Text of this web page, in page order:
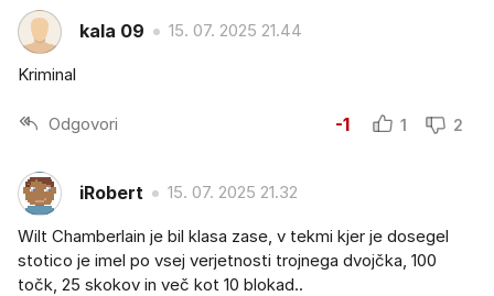
kala 09 15. 07. 2025 21.44
Kriminal
Odgovori -1 1 2
iRobert 15. 07. 2025 21.32
Wilt Chamberlain je bil klasa zase, v tekmi kjer je dosegel
stotico je imel po vsej verjetnosti trojnega dvojčka, 100
točk, 25 skokov in več kot 10 blokad..